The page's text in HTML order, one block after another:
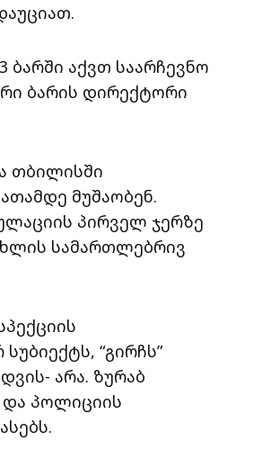
ბარში აქვთ საარჩევნო
ბარის დირექტორი
თბილისში
მუშაობენ.
პირველ ჯერზე
სამართლებრივ
“გირჩს”
არა. ზურაბ
და პოლიციის